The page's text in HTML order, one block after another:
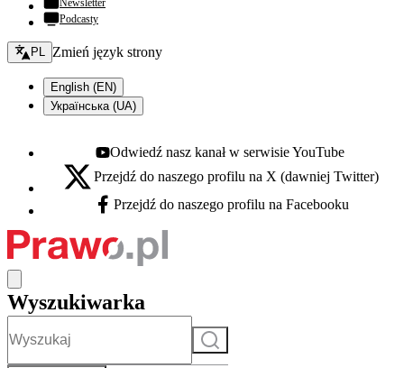
Newsletter
Podcasty
Zmień język - bieżący:
PL Zmień język strony
English (EN)
Українська (UA)
Youtube - otwiera się w nowej karcie
Odwiedź nasz kanał w serwisie YouTube
X - otwiera się w nowej karcie
Przejdź do naszego profilu na X (dawniej Twitter)
Facebook - otwiera się w nowej karcie
Przejdź do naszego profilu na Facebooku
Wyszukiwarka
Szukaj